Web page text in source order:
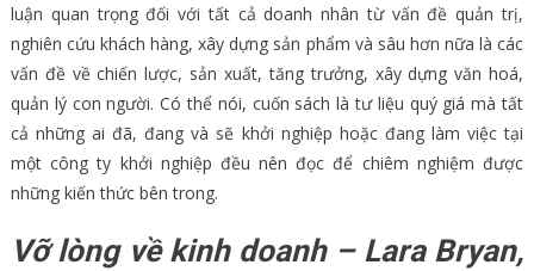
luận quan trọng đối với tất cả doanh nhân từ vấn đề quản trị,
nghiên cứu khách hàng, xây dựng sản phẩm và sâu hơn nữa là các
vấn đề về chiến lược, sản xuất, tăng trưởng, xây dựng văn hoá,
quản lý con người. Có thể nói, cuốn sách là tư liệu quý giá mà tất
cả những ai đã, đang và sẽ khởi nghiệp hoặc đang làm việc tại
một công ty khởi nghiệp đều nên đọc để chiêm nghiệm được
những kiến thức bên trong.
Vỡ lòng về kinh doanh – Lara Bryan,